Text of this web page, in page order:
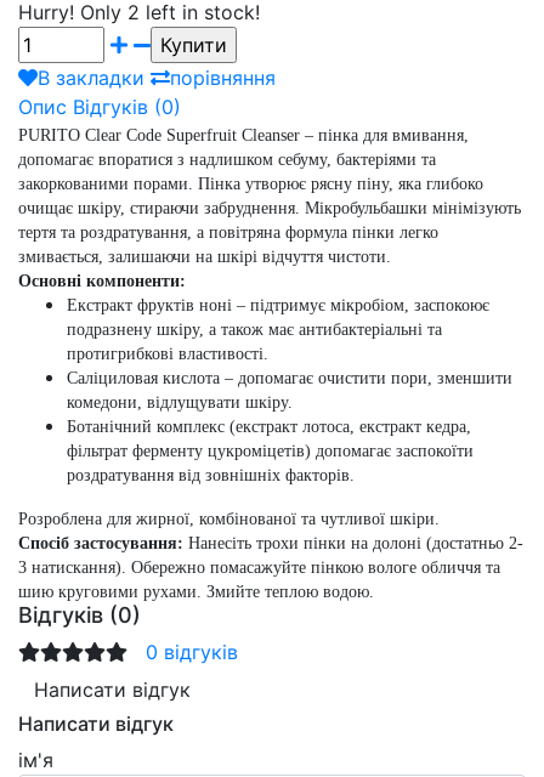
Hurry! Only 2 left in stock!
В закладки
порівняння
Опис Відгуків (0)
PURITO Clear Code Superfruit Cleanser – пінка для вмивання,
допомагає впоратися з надлишком себуму, бактеріями та
закоркованими порами. Пінка утворює рясну піну, яка глибоко
очищає шкіру, стираючи забруднення. Мікробульбашки мінімізують
тертя та роздратування, а повітряна формула пінки легко
змивається, залишаючи на шкірі відчуття чистоти.
Основні компоненти:
Екстракт фруктів ноні – підтримує мікробіом, заспокоює
подразнену шкіру, а також має антибактеріальні та
протигрибкові властивості.
Саліциловая кислота – допомагає очистити пори, зменшити
комедони, відлущувати шкіру.
Ботанічний комплекс (екстракт лотоса, екстракт кедра,
фільтрат ферменту цукроміцетів) допомагає заспокоїти
роздратування від зовнішніх факторів.
Розроблена для жирної, комбінованої та чутливої шкіри.
Спосіб застосування: Нанесіть трохи пінки на долоні (достатньо 2-
3 натискання). Обережно помасажуйте пінкою вологе обличчя та
шию круговими рухами. Змийте теплою водою.
Відгуків (0)
0 відгуків
Написати відгук
Написати відгук
ім'я